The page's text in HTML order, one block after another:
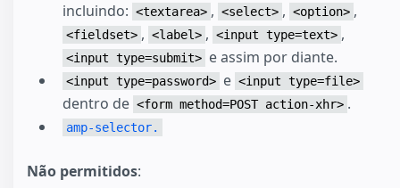
incluindo: <textarea> , <select> , <option> ,
<fieldset> , <label> , <input type=text> ,
<input type=submit> e assim por diante.
<input type=password> e <input type=file>
dentro de <form method=POST action-xhr> .
amp-selector.
Não permitidos: